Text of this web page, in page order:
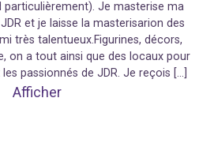
particulièrement). Je masterise ma
et je laisse la masterisarion des
très talentueux.Figurines, décors,
on a tout ainsi que des locaux pour
passionnés de JDR. Je reçois […]
Afficher